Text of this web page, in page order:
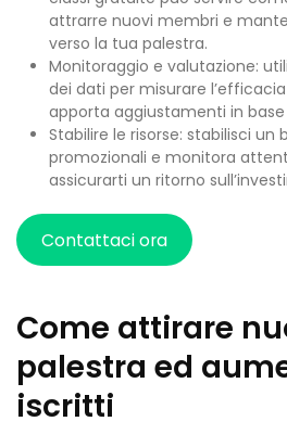
attrarre nuovi membri e
verso la tua palestra.
Monitoraggio e valutazione:
dei dati per misurare
apporta aggiustamenti in
Stabilire le risorse: stabilisci
promozionali e monitora
assicurarti un ritorno
Contattaci ora
Come attirare
palestra ed
iscritti